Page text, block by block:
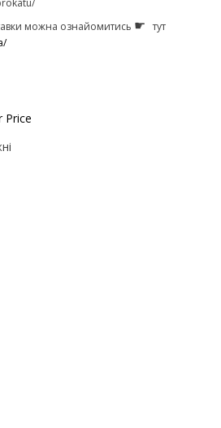
можна ознайомитись ☛ тут
Price